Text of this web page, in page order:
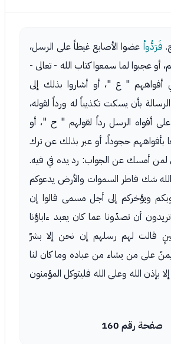
فَرَدُّواْ عضوا الأصابع غيظاً على الرسل،
أو عجبوا لما سمعوا كتاب الله - تعالى -
أفواههم " ع "، أو أشاروا بذلك إلى
بأن يسكت تكذيباً له ورداً لقوله،
أفواه الرسل رداً لقولهم " ح "، أو
بأفواههم حجوداً، أو عبر بذلك عن ترك
لمن أمسك عن الجواب: رد يده في فيه.
شك فاطر السموات والأرض يدعوكم
ويؤخركم إلى أجل مسمى قالوا إن
تريدون أن تصدّونا عما كان يعبد ءاباؤنا
قالت لهم رسلهم إن نحن إلا بشرٌ
على من يشاء من عباده وما كان لنا
بإذن الله وعلى الله فليتوكل المؤمنون
صفحة رقم 160